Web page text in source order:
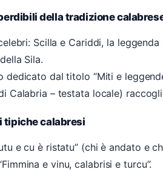
della tradizione
Scilla e Cariddi, la
Sila.
dedicato dal titolo “Miti e
Calabria – testata locale)
tipiche calabresi
e cu è ristatu” (chi è andato e
e vinu, calabrisi e turcu”.